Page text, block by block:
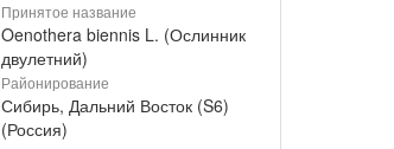
Принятое название
Oenothera biennis L. (Ослинник
двулетний)
Районирование
Сибирь, Дальний Восток (S6)
(Россия)